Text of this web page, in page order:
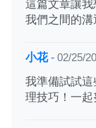
這篇文章讓我
我們之間的溝
小花- 02/25/
我準備試試
理技巧！一起